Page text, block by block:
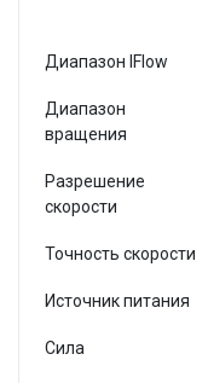
Диапазон IFIow
Диапазон
вращения
Разрешение
скорости
Точность скорости
Источник питания
Сила